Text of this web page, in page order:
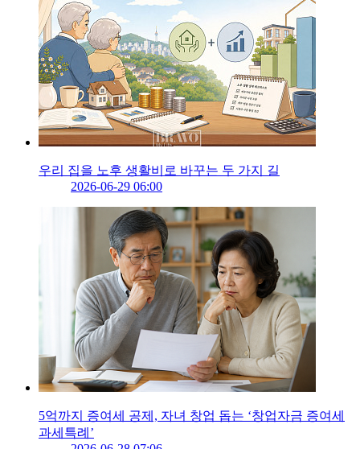
우리 집을 노후 생활비로 바꾸는 두 가지 길
2026-06-29 06:00
5억까지 증여세 공제, 자녀 창업 돕는 ‘창업자금 증여세
과세특례’